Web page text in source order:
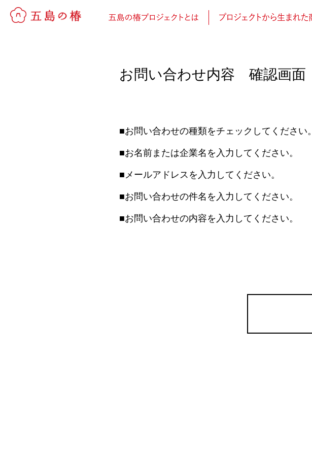
お問い合わせ内容 確認画面
■お問い合わせの種類をチェックしてください。
■お名前または企業名を入力してください。
■メールアドレスを入力してください。
■お問い合わせの件名を入力してください。
■お問い合わせの内容を入力してください。